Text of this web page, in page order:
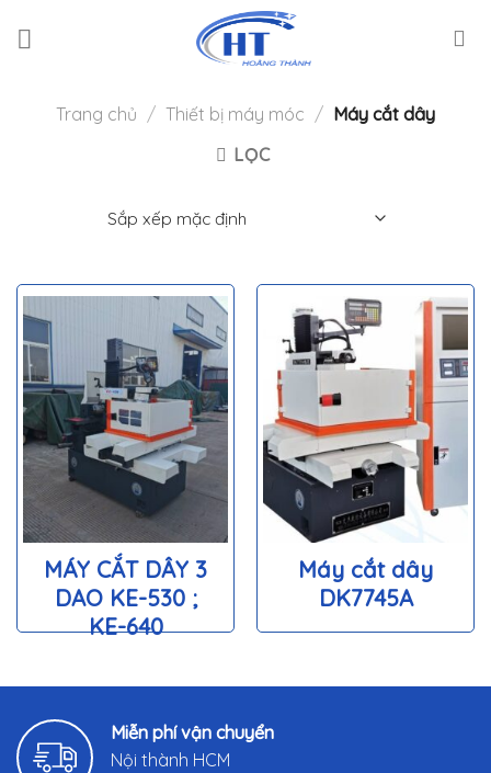
Trang chủ / Thiết bị máy móc / Máy cắt dây
LỌC
MÁY CẮT DÂY 3
DAO KE-530 ;
KE-640
Máy cắt dây
DK7745A
Miễn phí vận chuyển
Nội thành HCM